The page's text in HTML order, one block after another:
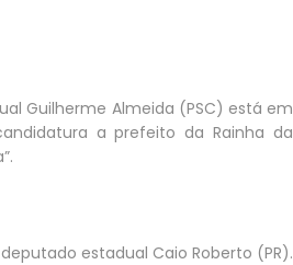
Guilherme Almeida (PSC) está em
a prefeito da Rainha da
estadual Caio Roberto (PR).